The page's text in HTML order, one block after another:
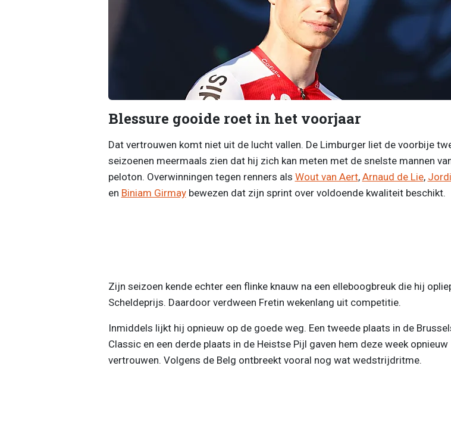
Blessure gooide roet in het voorjaar
Dat vertrouwen komt niet uit de lucht vallen. De Limburger liet de voorbije
seizoenen meermaals zien dat hij zich kan meten met de snelste mannen
peloton. Overwinningen tegen renners als Wout van Aert, Arnaud de Lie,
en Biniam Girmaybewezen dat zijn sprint over voldoende kwaliteit beschikt.
Zijn seizoen kende echter een flinke knauw na een elleboogbreuk die hij
Scheldeprijs. Daardoor verdween Fretin wekenlang uit competitie.
Inmiddels lijkt hij opnieuw op de goede weg. Een tweede plaats in de
Classic en een derde plaats in de Heistse Pijl gaven hem deze week opnieuw
vertrouwen. Volgens de Belg ontbreekt vooral nog wat wedstrijdritme.